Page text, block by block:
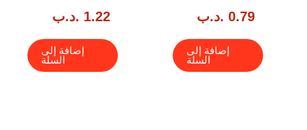
0.79 .د.ب
إضافة إلى
السلة
1.22 .د.ب
إضافة إلى
السلة